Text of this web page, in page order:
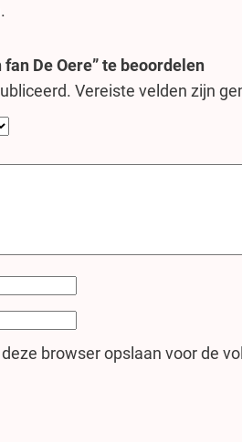
fan De Oere” te beoordelen
Vereiste velden zijn
browser opslaan voor de